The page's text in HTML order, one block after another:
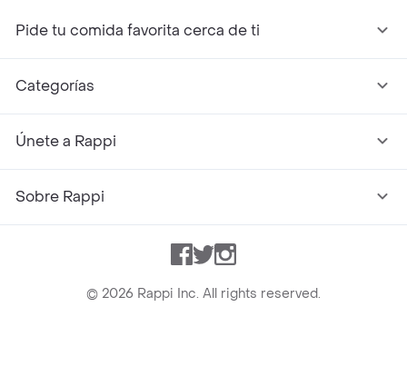
Pide tu comida favorita cerca de ti
Categorías
Únete a Rappi
Sobre Rappi
Facebook
TwitterInstagram
© 2026 Rappi Inc. All rights reserved.